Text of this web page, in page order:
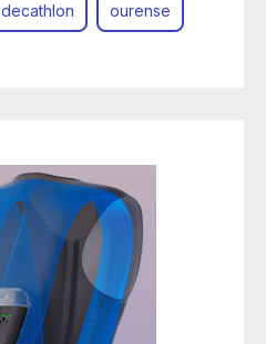
decathlon ourense